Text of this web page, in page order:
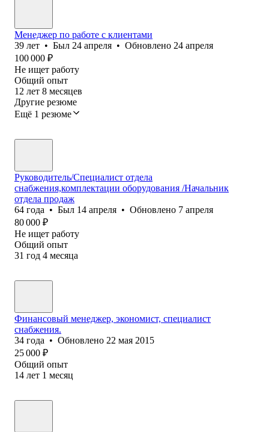
Менеджер по работе с клиентами
39 лет • Был 24 апреля • Обновлено 24 апреля
100 000 ₽
Не ищет работу
Общий опыт
12 лет 8 месяцев
Другие резюме
Ещё 1 резюме
Руководитель/Специалист отдела
снабжения,комплектации оборудования /Начальник
отдела продаж
64 года • Был 14 апреля • Обновлено 7 апреля
80 000 ₽
Не ищет работу
Общий опыт
31 год 4 месяца
Финансовый менеджер, экономист, специалист
снабжения.
34 года • Обновлено 22 мая 2015
25 000 ₽
Общий опыт
14 лет 1 месяц